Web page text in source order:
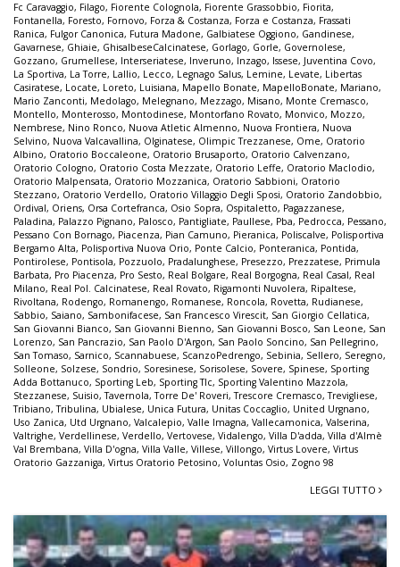
Fc Caravaggio, Filago, Fiorente Colognola, Fiorente Grassobbio, Fiorita,
Fontanella, Foresto, Fornovo, Forza & Costanza, Forza e Costanza, Frassati
Ranica, Fulgor Canonica, Futura Madone, Galbiatese Oggiono, Gandinese,
Gavarnese, Ghiaie, GhisalbeseCalcinatese, Gorlago, Gorle, Governolese,
Gozzano, Grumellese, Interseriatese, Inveruno, Inzago, Issese, Juventina Covo,
La Sportiva, La Torre, Lallio, Lecco, Legnago Salus, Lemine, Levate, Libertas
Casiratese, Locate, Loreto, Luisiana, Mapello Bonate, MapelloBonate, Mariano,
Mario Zanconti, Medolago, Melegnano, Mezzago, Misano, Monte Cremasco,
Montello, Monterosso, Montodinese, Montorfano Rovato, Monvico, Mozzo,
Nembrese, Nino Ronco, Nuova Atletic Almenno, Nuova Frontiera, Nuova
Selvino, Nuova Valcavallina, Olginatese, Olimpic Trezzanese, Ome, Oratorio
Albino, Oratorio Boccaleone, Oratorio Brusaporto, Oratorio Calvenzano,
Oratorio Cologno, Oratorio Costa Mezzate, Oratorio Leffe, Oratorio Maclodio,
Oratorio Malpensata, Oratorio Mozzanica, Oratorio Sabbioni, Oratorio
Stezzano, Oratorio Verdello, Oratorio Villaggio Degli Sposi, Oratorio Zandobbio,
Ordival, Oriens, Orsa Cortefranca, Osio Sopra, Ospitaletto, Pagazzanese,
Paladina, Palazzo Pignano, Palosco, Pantigliate, Paullese, Pba, Pedrocca, Pessano,
Pessano Con Bornago, Piacenza, Pian Camuno, Pieranica, Poliscalve, Polisportiva
Bergamo Alta, Polisportiva Nuova Orio, Ponte Calcio, Ponteranica, Pontida,
Pontirolese, Pontisola, Pozzuolo, Pradalunghese, Presezzo, Prezzatese, Primula
Barbata, Pro Piacenza, Pro Sesto, Real Bolgare, Real Borgogna, Real Casal, Real
Milano, Real Pol. Calcinatese, Real Rovato, Rigamonti Nuvolera, Ripaltese,
Rivoltana, Rodengo, Romanengo, Romanese, Roncola, Rovetta, Rudianese,
Sabbio, Saiano, Sambonifacese, San Francesco Virescit, San Giorgio Cellatica,
San Giovanni Bianco, San Giovanni Bienno, San Giovanni Bosco, San Leone, San
Lorenzo, San Pancrazio, San Paolo D'Argon, San Paolo Soncino, San Pellegrino,
San Tomaso, Sarnico, Scannabuese, ScanzoPedrengo, Sebinia, Sellero, Seregno,
Solleone, Solzese, Sondrio, Soresinese, Sorisolese, Sovere, Spinese, Sporting
Adda Bottanuco, Sporting Leb, Sporting Tlc, Sporting Valentino Mazzola,
Stezzanese, Suisio,Tavernola,Torre De' Roveri,Trescore Cremasco,Trevigliese,
Tribiano,Tribulina, Ubialese, Unica Futura, Unitas Coccaglio, United Urgnano,
Uso Zanica, Utd Urgnano, Valcalepio, Valle Imagna, Vallecamonica, Valserina,
Valtrighe, Verdellinese, Verdello, Vertovese, Vidalengo, Villa D'adda, Villa d'Almè
Val Brembana, Villa D'ogna, Villa Valle, Villese, Villongo, Virtus Lovere, Virtus
Oratorio Gazzaniga, Virtus Oratorio Petosino, Voluntas Osio, Zogno 98
LEGGI TUTTO